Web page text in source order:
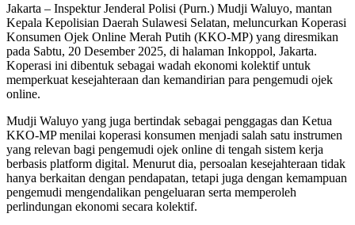
Jakarta – Inspektur Jenderal Polisi (Purn.) Mudji Waluyo, mantan
Kepala Kepolisian Daerah Sulawesi Selatan, meluncurkan Koperasi
Konsumen Ojek Online Merah Putih (KKO-MP) yang diresmikan
pada Sabtu, 20 Desember 2025, di halaman Inkoppol, Jakarta.
Koperasi ini dibentuk sebagai wadah ekonomi kolektif untuk
memperkuat kesejahteraan dan kemandirian para pengemudi ojek
online.
Mudji Waluyo yang juga bertindak sebagai penggagas dan Ketua
KKO-MP menilai koperasi konsumen menjadi salah satu instrumen
yang relevan bagi pengemudi ojek online di tengah sistem kerja
berbasis platform digital. Menurut dia, persoalan kesejahteraan tidak
hanya berkaitan dengan pendapatan, tetapi juga dengan kemampuan
pengemudi mengendalikan pengeluaran serta memperoleh
perlindungan ekonomi secara kolektif.